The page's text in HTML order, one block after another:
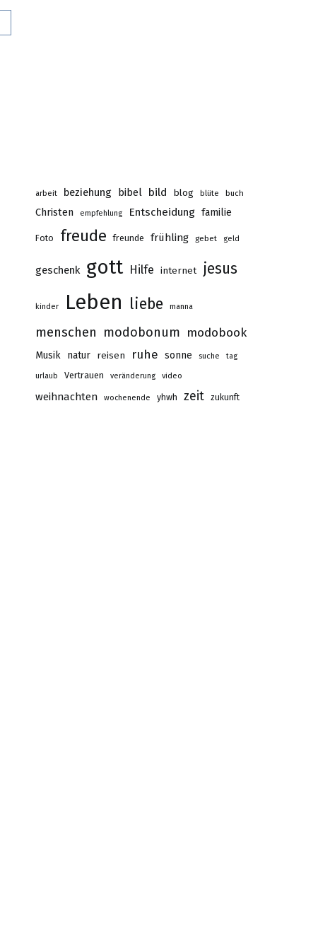
arbeit beziehung bibel bild blog blüte buch
Christen empfehlung Entscheidung familie
Foto freude freunde frühling gebet geld
geschenk gott Hilfe internet jesus
kinder Leben liebe manna
menschen modobonum modobook
Musik natur reisen ruhe sonne suche tag
urlaub Vertrauen veränderung video
weihnachten wochenende yhwh zeit zukunft